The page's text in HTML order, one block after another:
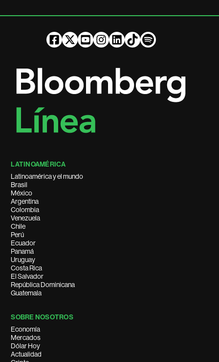
LATINOAMÉRICA
Latinoamérica y el mundo
Brasil
México
Argentina
Colombia
Venezuela
Chile
Perú
Ecuador
Panamá
Uruguay
Costa Rica
El Salvador
República Dominicana
Guatemala
SOBRE NOSOTROS
Economía
Mercados
Dólar Hoy
Actualidad